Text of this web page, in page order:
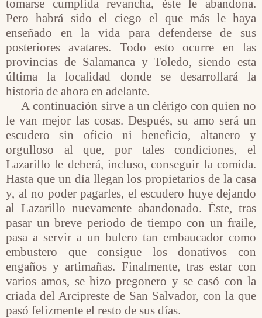
tomarse cumplida revancha, éste le abandona.
Pero habrá sido el ciego el que más le haya
enseñado en la vida para defenderse de sus
posteriores avatares. Todo esto ocurre en las
provincias de Salamanca y Toledo, siendo esta
última la localidad donde se desarrollará la
historia de ahora en adelante.
A continuación sirve a un clérigo con quien no
le van mejor las cosas. Después, su amo será un
escudero sin oficio ni beneficio, altanero y
orgulloso al que, por tales condiciones, el
Lazarillo le deberá, incluso, conseguir la comida.
Hasta que un día llegan los propietarios de la casa
y, al no poder pagarles, el escudero huye dejando
al Lazarillo nuevamente abandonado. Éste, tras
pasar un breve periodo de tiempo con un fraile,
pasa a servir a un bulero tan embaucador como
embustero que consigue los donativos con
engaños y artimañas. Finalmente, tras estar con
varios amos, se hizo pregonero y se casó con la
criada del Arcipreste de San Salvador, con la que
pasó felizmente el resto de sus días.